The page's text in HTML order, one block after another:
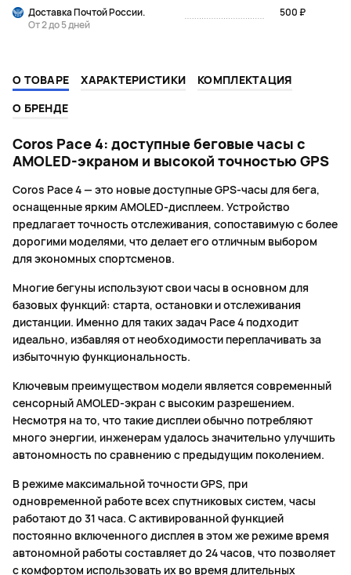
Доставка Почтой России.
От 2 до 5 дней
500 ₽
О ТОВАРЕ ХАРАКТЕРИСТИКИ
КОМПЛЕКТАЦИЯ
О БРЕНДЕ
Coros Pace 4: доступные беговые часы с
AMOLED-экраном и высокой точностью GPS
Coros Pace 4 — это новые доступные GPS-часы для бега,
оснащенные ярким AMOLED-дисплеем. Устройство
предлагает точность отслеживания, сопоставимую с более
дорогими моделями, что делает его отличным выбором
для экономных спортсменов.
Многие бегуны используют свои часы в основном для
базовых функций: старта, остановки и отслеживания
дистанции. Именно для таких задач Pace 4 подходит
идеально, избавляя от необходимости переплачивать за
избыточную функциональность.
Ключевым преимуществом модели является современный
сенсорный AMOLED-экран с высоким разрешением.
Несмотря на то, что такие дисплеи обычно потребляют
много энергии, инженерам удалось значительно улучшить
автономность по сравнению с предыдущим поколением.
В режиме максимальной точности GPS, при
одновременной работе всех спутниковых систем, часы
работают до 31 часа. С активированной функцией
постоянно включенного дисплея в этом же режиме время
автономной работы составляет до 24 часов, что позволяет
с комфортом использовать их во время длительных